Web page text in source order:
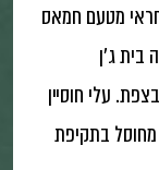
מטעם חמאס
בית ג׳ן
עלי חוסיין
בתקיפת